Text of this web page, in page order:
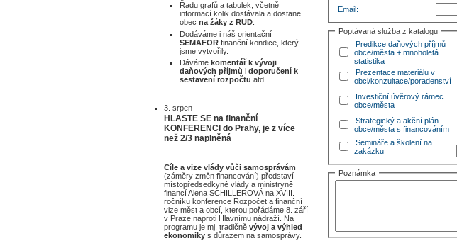
Řadu grafů a tabulek, včetně
informací kolik dostávala a dostane
obec na žáky z RUD.
Dodáváme i náš orientační
SEMAFORfinanční kondice, který
jsme vytvořily.
Dáváme komentář k vývoji
daňových příjmů i doporučení k
sestavení rozpočtu atd.
3. srpen
HLASTE SE na finanční
KONFERENCI do Prahy, je z více
než 2/3 naplněná
Cíle a vize vlády vůči samosprávám
(záměry změn financování) představí
místopředsedkyně vlády a ministryně
financí Alena SCHILLEROVÁ na XVIII.
ročníku konference Rozpočet a finanční
vize měst a obcí, kterou pořádáme 8. září
v Praze naproti Hlavnímu nádraží. Na
programu je mj. tradičněvývoj a výhled
ekonomikys důrazem na samosprávy.
Email:
Poptávaná služba z katalogu
Predikce daňových příjmů
obce/města + mnoholetá
statistika
Prezentace materiálu v
obci/konzultace/poradenství
Investiční úvěrový rámec
obce/města
Strategický a akční plán
obce/města s financováním
Semináře a školení na
zakázku
Poznámka